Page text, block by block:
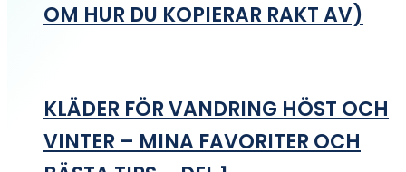
OM HUR DU KOPIERAR RAKT AV)
KLÄDER FÖR VANDRING HÖST OCH
VINTER – MINA FAVORITER OCH